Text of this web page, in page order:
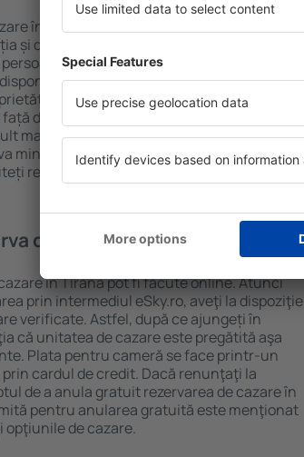
în Tirana folosind un motor de căutare.
și datele de check-in și check-out. După ce
motorul de căutare va afișa
în Tirana. Filtrarea rezultatelor în
numărul de stele, evaluările
de centru și opțiunea de anulare gratuită
mai ușoară. Astfel veți putea găsi cazare în
minute. În funcție de nevoile
rezerva doar cazare sau un pachet
cazare în Tirana?
în Tirana pot fi făcute online. Atunci
prin intermediul eSky.ro, aveţi la dispoziţie
verificate. Astfel, după ce ajungeți în
că unitatea de cazare este pregătită aşa
Plata pentru cameră se face printr-un
cardul de credit. Dacă renunţaţi la
de a anula gratuit rezervarea de cazare în
pentru anularea gratuită este menţionat
de cazare.